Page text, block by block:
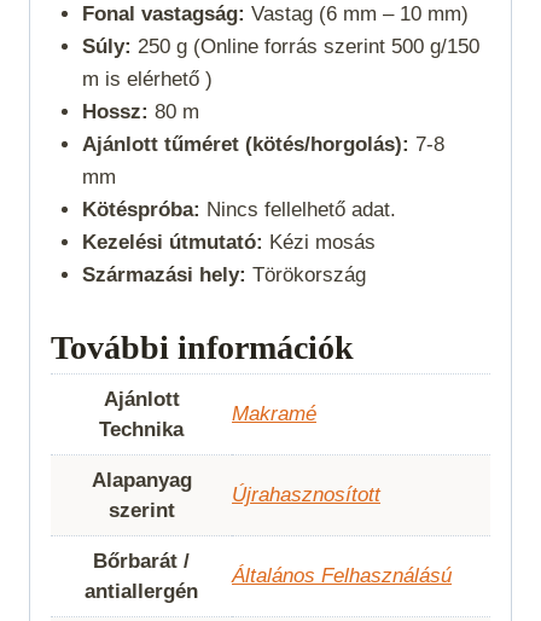
Fonal vastagság: Vastag (6 mm – 10 mm)
Súly: 250 g (Online forrás szerint 500 g/150
m is elérhető )
Hossz: 80 m
Ajánlott tűméret (kötés/horgolás): 7-8
mm
Kötéspróba: Nincs fellelhető adat.
Kezelési útmutató: Kézi mosás
Származási hely: Törökország
További információk
Ajánlott
Technika
Makramé
Alapanyag
szerint
Újrahasznosított
Bőrbarát /
antiallergén
Általános Felhasználású